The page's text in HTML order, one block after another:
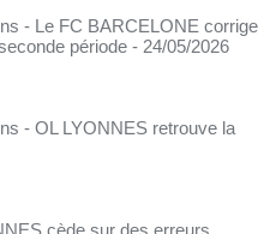
- Le FC BARCELONE corrige
période - 24/05/2026
- OL LYONNES retrouve la
cède sur des erreurs